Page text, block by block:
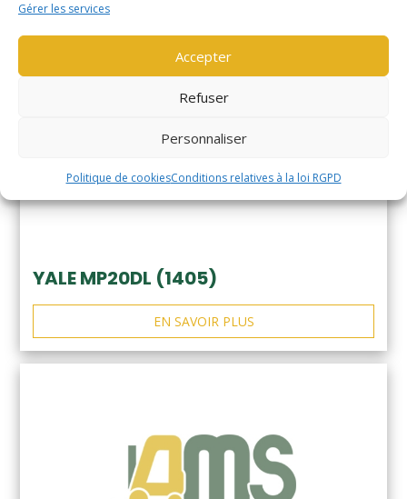
Gérer les services
Accepter
Refuser
Personnaliser
Politique de cookiesConditions relatives à la loi RGPD
YALE MP20DL (1405)
EN SAVOIR PLUS